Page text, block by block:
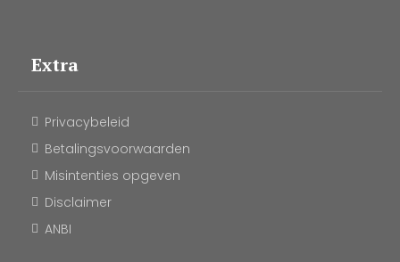
Extra
Privacybeleid
Betalingsvoorwaarden
Misintenties opgeven
Disclaimer
ANBI